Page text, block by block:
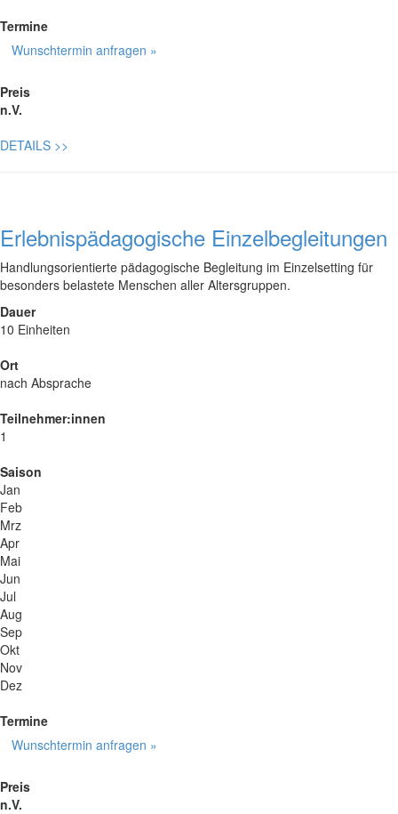
Termine
Wunschtermin anfragen »
Preis
n.V.
DETAILS >>
Erlebnispädagogische Einzelbegleitungen
Handlungsorientierte pädagogische Begleitung im Einzelsetting für
besonders belastete Menschen aller Altersgruppen.
Dauer
10 Einheiten
Ort
nach Absprache
Teilnehmer:innen
1
Saison
Jan
Feb
Mrz
Apr
Mai
Jun
Jul
Aug
Sep
Okt
Nov
Dez
Termine
Wunschtermin anfragen »
Preis
n.V.